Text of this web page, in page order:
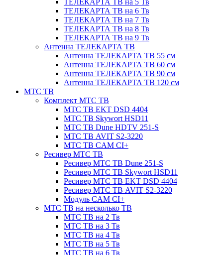
ТЕЛЕКАРТА ТВ на 5 Тв
ТЕЛЕКАРТА ТВ на 6 Тв
ТЕЛЕКАРТА ТВ на 7 Тв
ТЕЛЕКАРТА ТВ на 8 Тв
ТЕЛЕКАРТА ТВ на 9 Тв
Антенна ТЕЛЕКАРТА ТВ
Антенна ТЕЛЕКАРТА ТВ 55 см
Антенна ТЕЛЕКАРТА ТВ 60 см
Антенна ТЕЛЕКАРТА ТВ 90 см
Антенна ТЕЛЕКАРТА ТВ 120 см
МТС ТВ
Комплект МТС ТВ
МТС ТВ EKT DSD 4404
МТС ТВ Skywort HSD11
МТС ТВ Dune HDTV 251-S
МТС ТВ AVIT S2-3220
МТС ТВ CAM CI+
Ресивер МТС ТВ
Ресивер МТС ТВ Dune 251-S
Ресивер МТС ТВ Skywort HSD11
Ресивер МТС ТВ EKT DSD 4404
Ресивер МТС ТВ AVIT S2-3220
Модуль CAM CI+
МТС ТВ на несколько ТВ
МТС ТВ на 2 Тв
МТС ТВ на 3 Тв
МТС ТВ на 4 Тв
МТС ТВ на 5 Тв
МТС ТВ на 6 Тв